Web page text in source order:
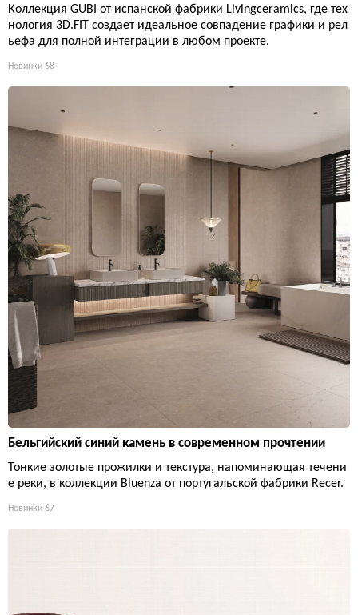
Коллекция GUBI от испанской фабрики Livingceramics, где тех
нология 3D.FIT создает идеальное совпадение графики и рел
ьефа для полной интеграции в любом проекте.
Новинки 68
Бельгийский синий камень в современном прочтении
Тонкие золотые прожилки и текстура, напоминающая течени
е реки, в коллекции Bluenza от португальской фабрики Recer.
Новинки 67